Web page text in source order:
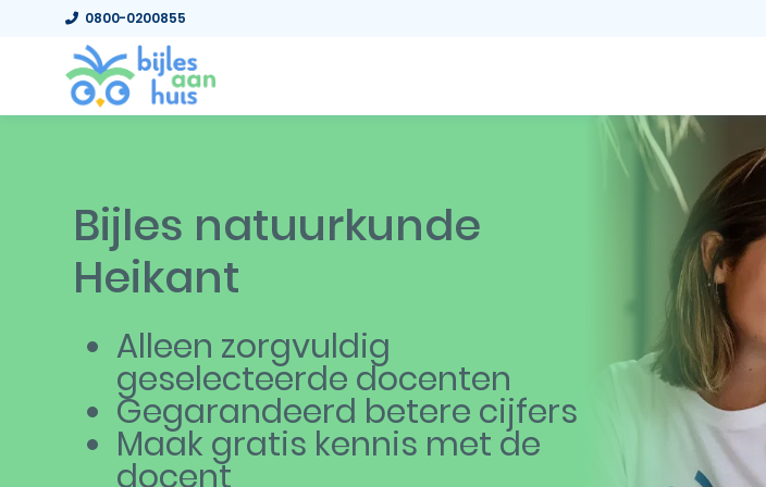
0800-0200855
Bijles natuurkunde
Heikant
Alleen zorgvuldig
geselecteerde docenten
Gegarandeerd betere cijfers
Maak gratis kennis met de
docent